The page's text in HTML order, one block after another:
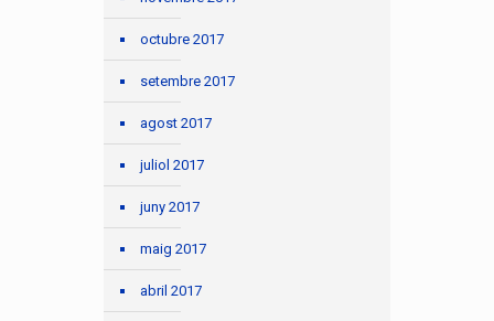
octubre 2017
setembre 2017
agost 2017
juliol 2017
juny 2017
maig 2017
abril 2017